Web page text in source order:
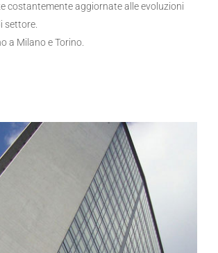
costantemente aggiornate alle evoluzioni
settore.
a Milano e Torino.